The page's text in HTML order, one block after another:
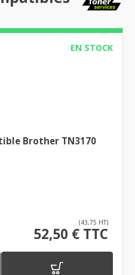
EN STOCK
Brother TN3170
(43,75 HT)
52,50 € TTC